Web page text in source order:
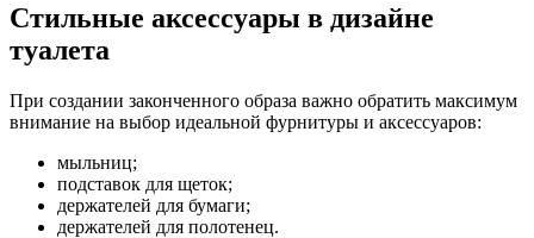
Стильные аксессуары в дизайне
туалета
При создании законченного образа важно обратить максимум
внимание на выбор идеальной фурнитуры и аксессуаров:
мыльниц;
подставок для щеток;
держателей для бумаги;
держателей для полотенец.